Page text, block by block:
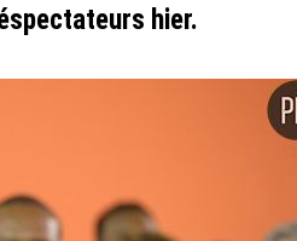
hier.